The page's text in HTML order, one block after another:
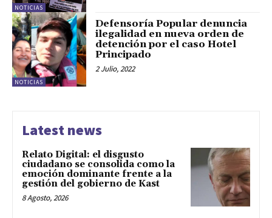
NOTICIAS
NOTICIAS
Defensoría Popular denuncia
ilegalidad en nueva orden de
detención por el caso Hotel
Principado
2 Julio, 2022
Latest news
Relato Digital: el disgusto
ciudadano se consolida como la
emoción dominante frente a la
gestión del gobierno de Kast
8 Agosto, 2026